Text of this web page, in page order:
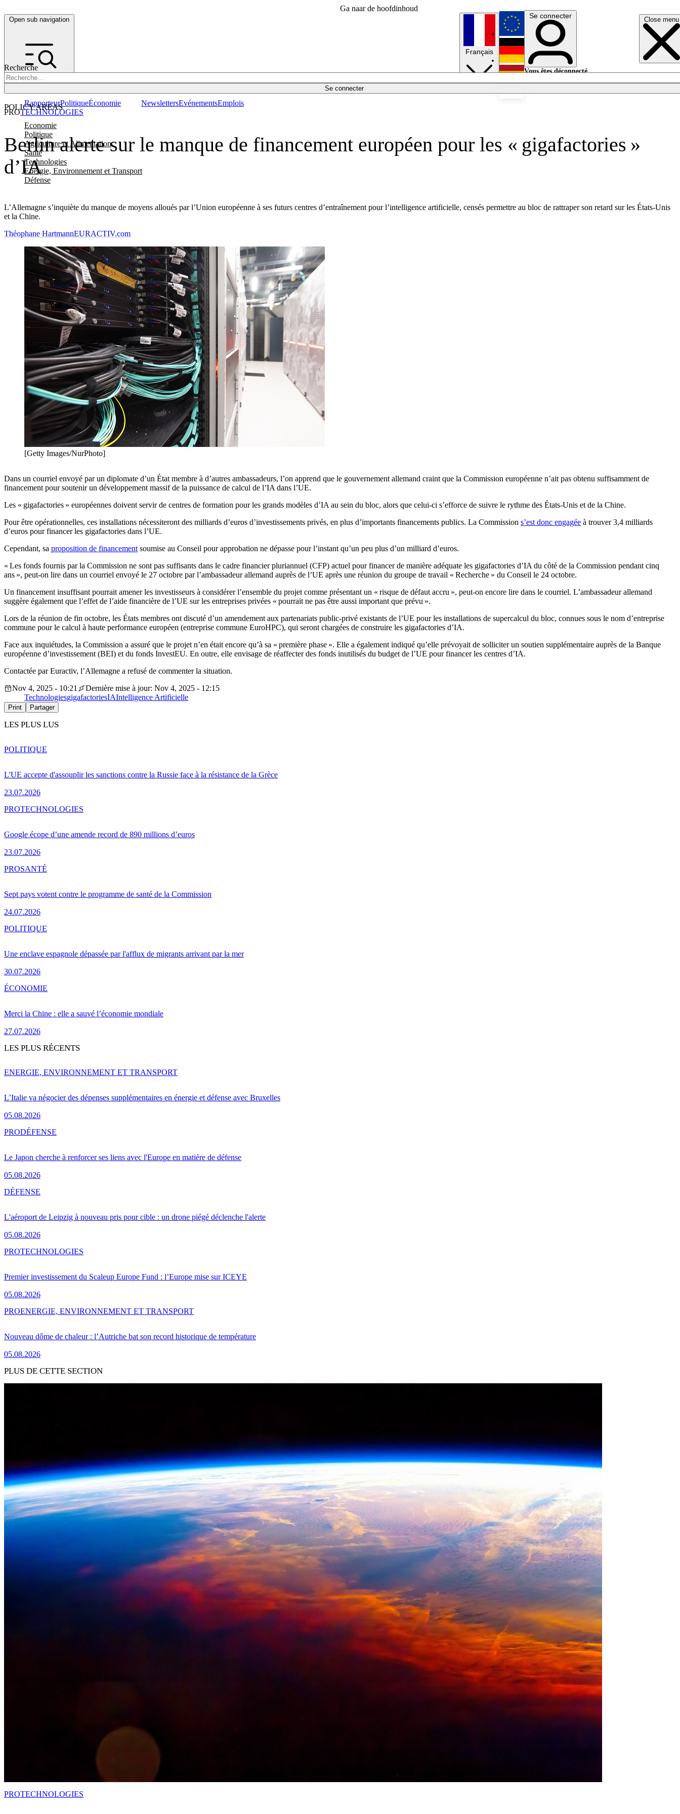
Ga naar de hoofdinhoud
Open sub navigation Close menu
Recherche
Se connecter
POLICY AREAS
Economie
Politique
Agriculture et Alimentation
Santé
Technologies
Energie, Environnement et Transport
Défense
RapporteurPolitiqueÉconomie NewslettersEvénementsEmplois
Français
English
Deutsch
Se connecter
Vous êtes déconnecté.
Berlin alerte sur le manque de financement européen pour les « gigafactories »
d’IA
L’Allemagne s’inquiète du manque de moyens alloués par l’Union européenne à ses futurs centres d’entraînement pour l’intelligence artificielle, censés permettre au bloc de rattraper son retard sur les États-Unis
et la Chine.
PROTECHNOLOGIES
Théophane HartmannEURACTIV.com
[Getty Images/NurPhoto]
Dans un courriel envoyé par un diplomate d’un État membre à d’autres ambassadeurs, l’on apprend que le gouvernement allemand craint que la Commission européenne n’ait pas obtenu suffisamment de
financement pour soutenir un développement massif de la puissance de calcul de l’IA dans l’UE.
Les « gigafactories » européennes doivent servir de centres de formation pour les grands modèles d’IA au sein du bloc, alors que celui-ci s’efforce de suivre le rythme des États-Unis et de la Chine.
Pour être opérationnelles, ces installations nécessiteront des milliards d’euros d’investissements privés, en plus d’importants financements publics. La Commission s’est donc engagée à trouver 3,4 milliards
d’euros pour financer les gigafactories dans l’UE.
Cependant, sa proposition de financement soumise au Conseil pour approbation ne dépasse pour l’instant qu’un peu plus d’un milliard d’euros.
« Les fonds fournis par la Commission ne sont pas suffisants dans le cadre financier pluriannuel (CFP) actuel pour financer de manière adéquate les gigafactories d’IA du côté de la Commission pendant cinq
ans », peut-on lire dans un courriel envoyé le 27 octobre par l’ambassadeur allemand auprès de l’UE après une réunion du groupe de travail « Recherche » du Conseil le 24 octobre.
Un financement insuffisant pourrait amener les investisseurs à considérer l’ensemble du projet comme présentant un « risque de défaut accru », peut-on encore lire dans le courriel. L’ambassadeur allemand
suggère également que l’effet de l’aide financière de l’UE sur les entreprises privées « pourrait ne pas être aussi important que prévu ».
Lors de la réunion de fin octobre, les États membres ont discuté d’un amendement aux partenariats public-privé existants de l’UE pour les installations de supercalcul du bloc, connues sous le nom d’entreprise
commune pour le calcul à haute performance européen (entreprise commune EuroHPC), qui seront chargées de construire les gigafactories d’IA.
Face aux inquiétudes, la Commission a assuré que le projet n’en était encore qu’à sa « première phase ». Elle a également indiqué qu’elle prévoyait de solliciter un soutien supplémentaire auprès de la Banque
européenne d’investissement (BEI) et du fonds InvestEU. En outre, elle envisage de réaffecter des fonds inutilisés du budget de l’UE pour financer les centres d’IA.
Contactée par Euractiv, l’Allemagne a refusé de commenter la situation.
Nov 4, 2025 - 10:21
Dernière mise à jour: Nov 4, 2025 - 12:15
TechnologiesgigafactoriesIAIntelligence Artificielle
Print Partager
LES PLUS LUS
L'UE accepte d'assouplir les sanctions contre la Russie face à la résistance de la Grèce
23.07.2026
POLITIQUE
Google écope d’une amende record de 890 millions d’euros
23.07.2026
PROTECHNOLOGIES
Sept pays votent contre le programme de santé de la Commission
24.07.2026
PROSANTÉ
Une enclave espagnole dépassée par l'afflux de migrants arrivant par la mer
30.07.2026
POLITIQUE
Merci la Chine : elle a sauvé l’économie mondiale
27.07.2026
ÉCONOMIE
LES PLUS RÉCENTS
L’Italie va négocier des dépenses supplémentaires en énergie et défense avec Bruxelles
05.08.2026
ENERGIE, ENVIRONNEMENT ET TRANSPORT
Le Japon cherche à renforcer ses liens avec l'Europe en matière de défense
05.08.2026
PRODÉFENSE
L'aéroport de Leipzig à nouveau pris pour cible : un drone piégé déclenche l'alerte
05.08.2026
DÉFENSE
Premier investissement du Scaleup Europe Fund : l’Europe mise sur ICEYE
05.08.2026
PROTECHNOLOGIES
Nouveau dôme de chaleur : l’Autriche bat son record historique de température
05.08.2026
PROENERGIE, ENVIRONNEMENT ET TRANSPORT
PLUS DE CETTE SECTION
PROTECHNOLOGIES